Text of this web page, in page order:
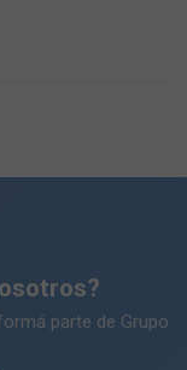
parte de Grupo